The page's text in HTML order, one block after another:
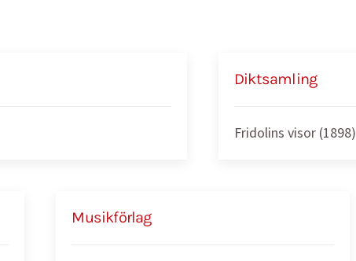
Diktsamling
Fridolins visor (1898)
Musikförlag